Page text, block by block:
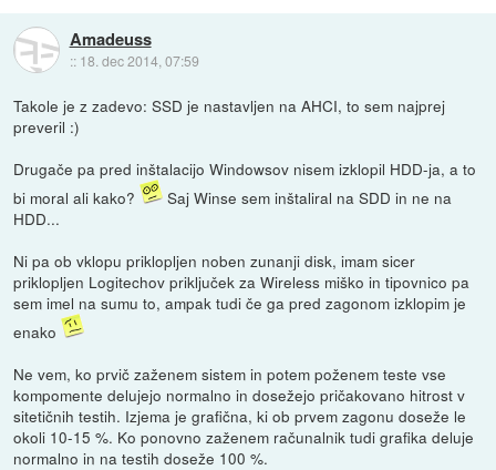
Amadeuss
:: 18. dec 2014, 07:59
Takole je z zadevo: SSD je nastavljen na AHCI, to sem najprej
preveril :)
Drugače pa pred inštalacijo Windowsov nisem izklopil HDD-ja, a to
bi moral ali kako?
Saj Winse sem inštaliral na SDD in ne na
HDD...
Ni pa ob vklopu priklopljen noben zunanji disk, imam sicer
priklopljen Logitechov priključek za Wireless miško in tipovnico pa
sem imel na sumu to, ampak tudi če ga pred zagonom izklopim je
enako
Ne vem, ko prvič zaženem sistem in potem poženem teste vse
kompomente delujejo normalno in dosežejo pričakovano hitrost v
sitetičnih testih. Izjema je grafična, ki ob prvem zagonu doseže le
okoli 10-15 %. Ko ponovno zaženem računalnik tudi grafika deluje
normalno in na testih doseže 100 %.